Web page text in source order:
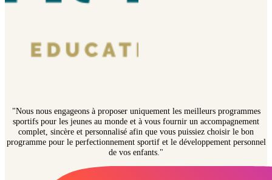
"Nous nous engageons à proposer uniquement les meilleurs programmes
sportifs pour les jeunes au monde et à vous fournir un accompagnement
complet, sincère et personnalisé afin que vous puissiez choisir le bon
programme pour le perfectionnement sportif et le développement personnel
de vos enfants."